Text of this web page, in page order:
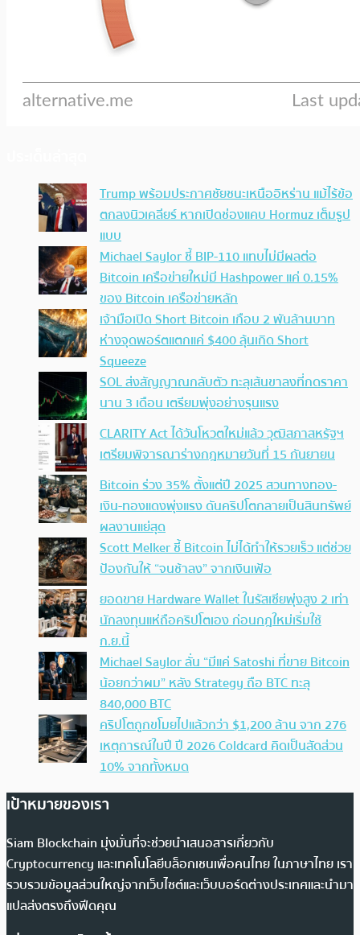
Trump พร้อมประกาศชัยชนะเหนืออิหร่าน แม้ไร้ข้อ
ตกลงนิวเคลียร์ หากเปิดช่องแคบ Hormuz เต็มรูป
แบบ
Michael Saylor ชี้ BIP-110 แทบไม่มีผลต่อ
Bitcoin เครือข่ายใหม่มี Hashpower แค่ 0.15%
ของ Bitcoin เครือข่ายหลัก
เจ้ามือเปิด Short Bitcoin เกือบ 2 พันล้านบาท
ห่างจุดพอร์ตแตกแค่ $400 ลุ้นเกิด Short
Squeeze
SOL ส่งสัญญาณกลับตัว ทะลุเส้นขาลงที่กดราคา
นาน 3 เดือน เตรียมพุ่งอย่างรุนแรง
CLARITY Act ได้วันโหวตใหม่แล้ว วุฒิสภาสหรัฐฯ
เตรียมพิจารณาร่างกฎหมายวันที่ 15 กันยายน
Bitcoin ร่วง 35% ตั้งแต่ปี 2025 สวนทางทอง-
เงิน-ทองแดงพุ่งแรง ดันคริปโตกลายเป็นสินทรัพย์
ผลงานแย่สุด
Scott Melker ชี้ Bitcoin ไม่ได้ทำให้รวยเร็ว แต่ช่วย
ป้องกันให้ “จนช้าลง” จากเงินเฟ้อ
ยอดขาย Hardware Wallet ในรัสเซียพุ่งสูง 2 เท่า
นักลงทุนแห่ถือคริปโตเอง ก่อนกฎใหม่เริ่มใช้
ก.ย.นี้
Michael Saylor ลั่น “มีแค่ Satoshi ที่ขาย Bitcoin
น้อยกว่าผม” หลัง Strategy ถือ BTC ทะลุ
840,000 BTC
คริปโตถูกขโมยไปแล้วกว่า $1,200 ล้าน จาก 276
เหตุการณ์ในปี ปี 2026 Coldcard คิดเป็นสัดส่วน
10% จากทั้งหมด
เป้าหมายของเรา
Siam Blockchain มุ่งมั่นที่จะช่วยนำเสนอสารเกี่ยวกับ
Cryptocurrency และเทคโนโลยีบล็อกเชนเพื่อคนไทย ในภาษาไทย เรา
รวบรวมข้อมูลส่วนใหญ่จากเว็บไซต์และเว็บบอร์ดต่างประเทศและนำมา
แปลส่งตรงถึงฟีดคุณ